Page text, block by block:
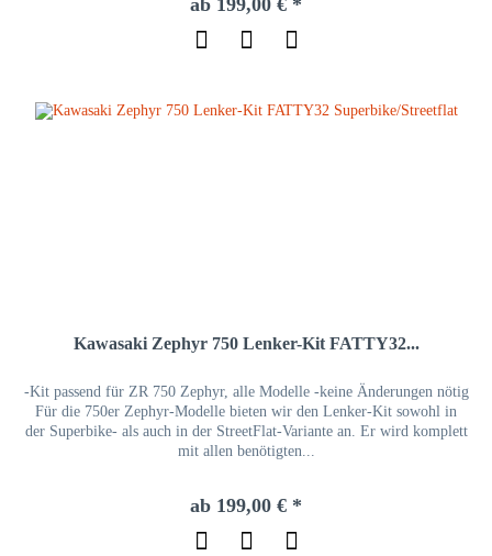
Kawasaki Zephyr 750 Lenker-Kit FATTY32...
-Kit passend für ZR 750 Zephyr, alle Modelle -keine Änderungen nötig
Für die 750er Zephyr-Modelle bieten wir den Lenker-Kit sowohl in
der Superbike- als auch in der StreetFlat-Variante an. Er wird komplett
mit allen benötigten...
ab 199,00 € *